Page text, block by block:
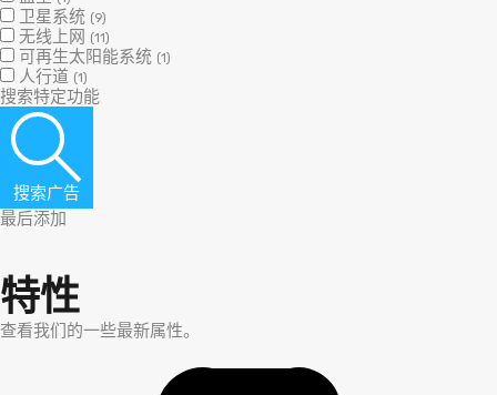
卫星系统 (9)
无线上网 (11)
可再生太阳能系统 (1)
人行道 (1)
搜索特定功能
搜索广告
最后添加
特性
查看我们的一些最新属性。